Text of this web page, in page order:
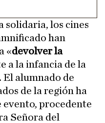
solidaria, los cines
han
«devolver la
a la infancia de la
alumnado de
de la región ha
evento, procedente
Señora del